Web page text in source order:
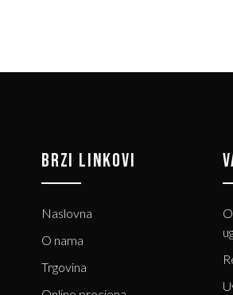
BRZI LINKOVI
Naslovna
O nama
Trgovina